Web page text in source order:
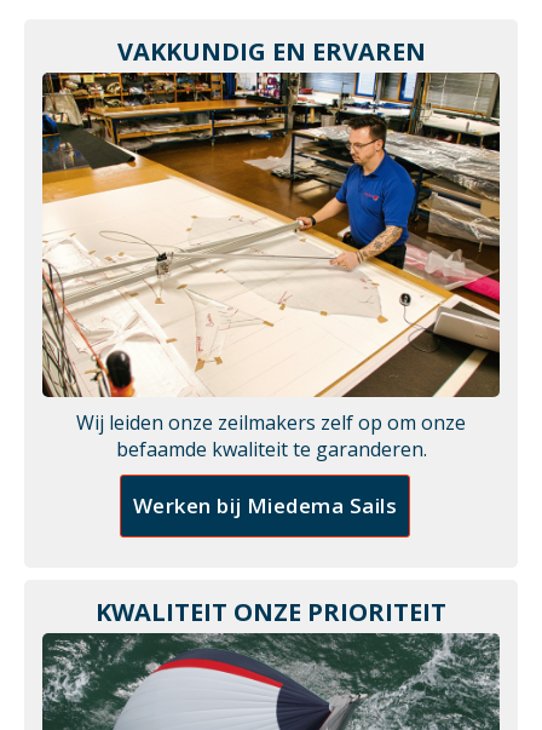
VAKKUNDIG EN ERVAREN
Wij leiden onze zeilmakers zelf op om onze
befaamde kwaliteit te garanderen.
Werken bij Miedema Sails
KWALITEIT ONZE PRIORITEIT